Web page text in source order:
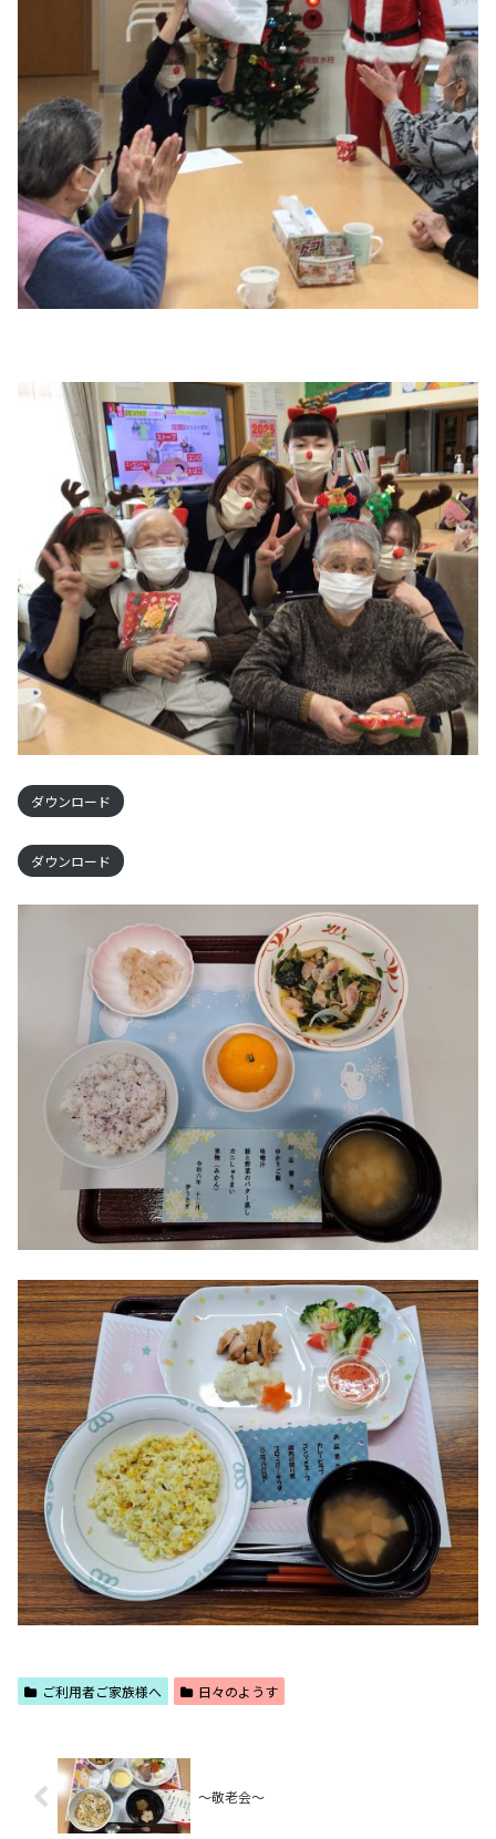
ダウンロード
ダウンロード
ご利用者ご家族様へ 日々のようす
～敬老会～